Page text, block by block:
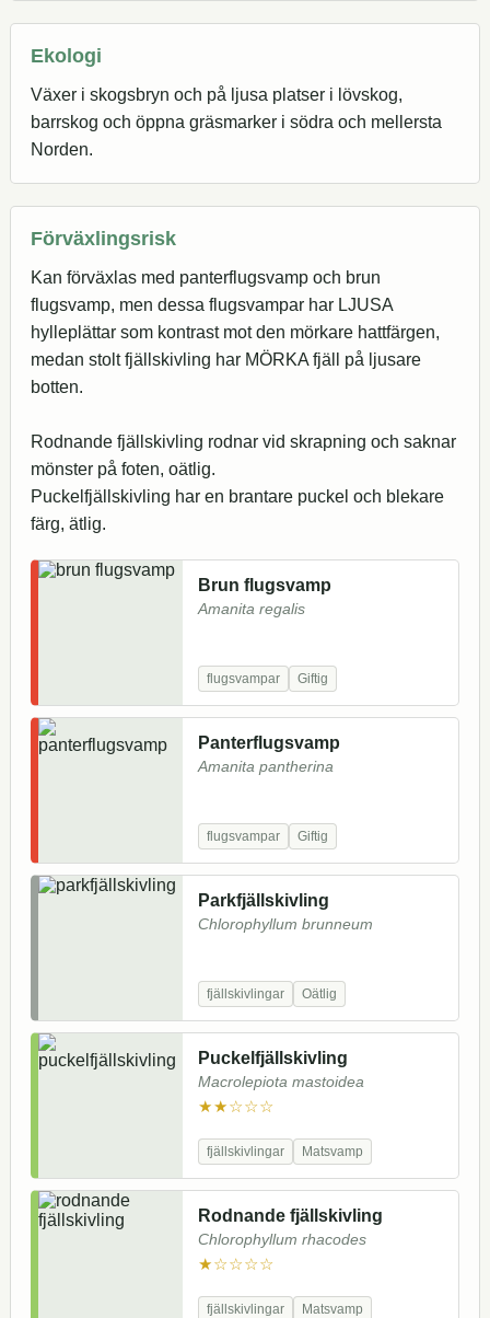
Ekologi
Växer i skogsbryn och på ljusa platser i lövskog,
barrskog och öppna gräsmarker i södra och mellersta
Norden.
Förväxlingsrisk
Kan förväxlas med panterflugsvamp och brun
flugsvamp, men dessa flugsvampar har LJUSA
hylleplättar som kontrast mot den mörkare hattfärgen,
medan stolt fjällskivling har MÖRKA fjäll på ljusare
botten.
Rodnande fjällskivling rodnar vid skrapning och saknar
mönster på foten, oätlig.
Puckelfjällskivling har en brantare puckel och blekare
färg, ätlig.
Brun flugsvamp
Amanita regalis
flugsvampar Giftig
Panterflugsvamp
Amanita pantherina
flugsvampar Giftig
Parkfjällskivling
Chlorophyllum brunneum
fjällskivlingar Oätlig
Puckelfjällskivling
Macrolepiota mastoidea
★★☆☆☆
fjällskivlingar Matsvamp
Rodnande fjällskivling
Chlorophyllum rhacodes
★☆☆☆☆
fjällskivlingar Matsvamp